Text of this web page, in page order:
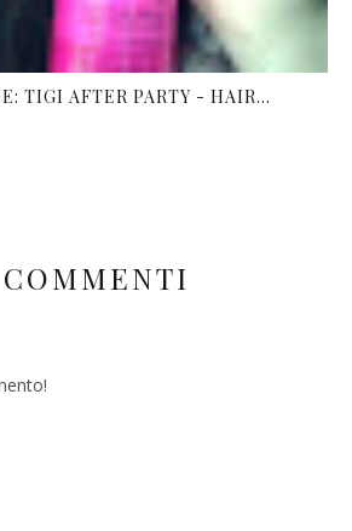
TIGI AFTER PARTY - HAIR...